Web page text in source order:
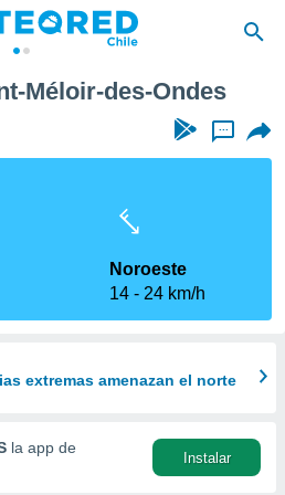
Méloir-des-Ondes
...
Noroeste
14
24 km/h
extremas amenazan el norte
la app de
Instalar